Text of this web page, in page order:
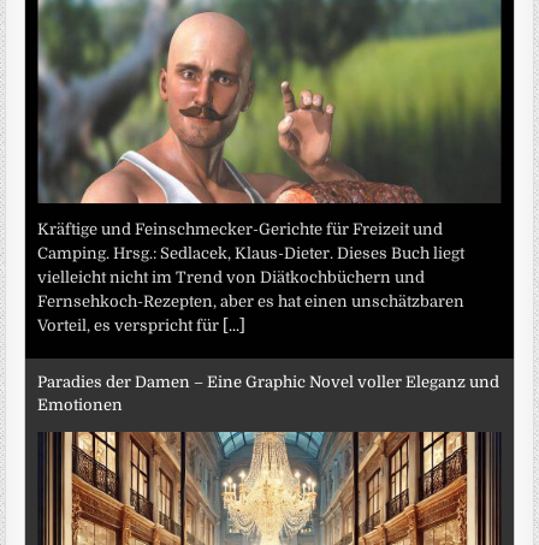
Kräftige und Feinschmecker-Gerichte für Freizeit und
Camping. Hrsg.: Sedlacek, Klaus-Dieter. Dieses Buch liegt
vielleicht nicht im Trend von Diätkochbüchern und
Fernsehkoch-Rezepten, aber es hat einen unschätzbaren
Vorteil, es verspricht für [...]
Paradies der Damen – Eine Graphic Novel voller Eleganz und
Emotionen